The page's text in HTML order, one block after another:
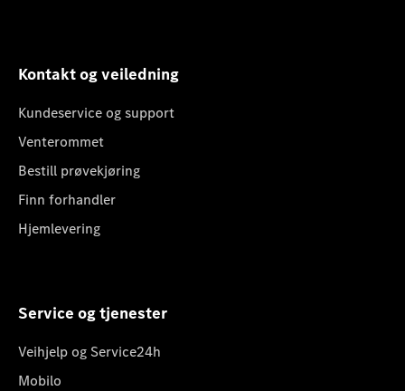
Kontakt og veiledning
Kundeservice og support
Venterommet
Bestill prøvekjøring
Finn forhandler
Hjemlevering
Service og tjenester
Veihjelp og Service24h
Mobilo